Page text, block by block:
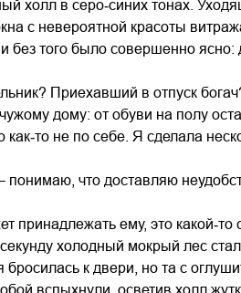
холл в серо‑синих тонах.
с невероятной красоты
без того было совершенно
Приехавший в отпуск
дому: от обуви на полу
не по себе. Я сделала
понимаю, что доставляю
принадлежать ему, это какой‑то
холодный мокрый лес
бросилась к двери, но та с
вспыхнули, осветив холл